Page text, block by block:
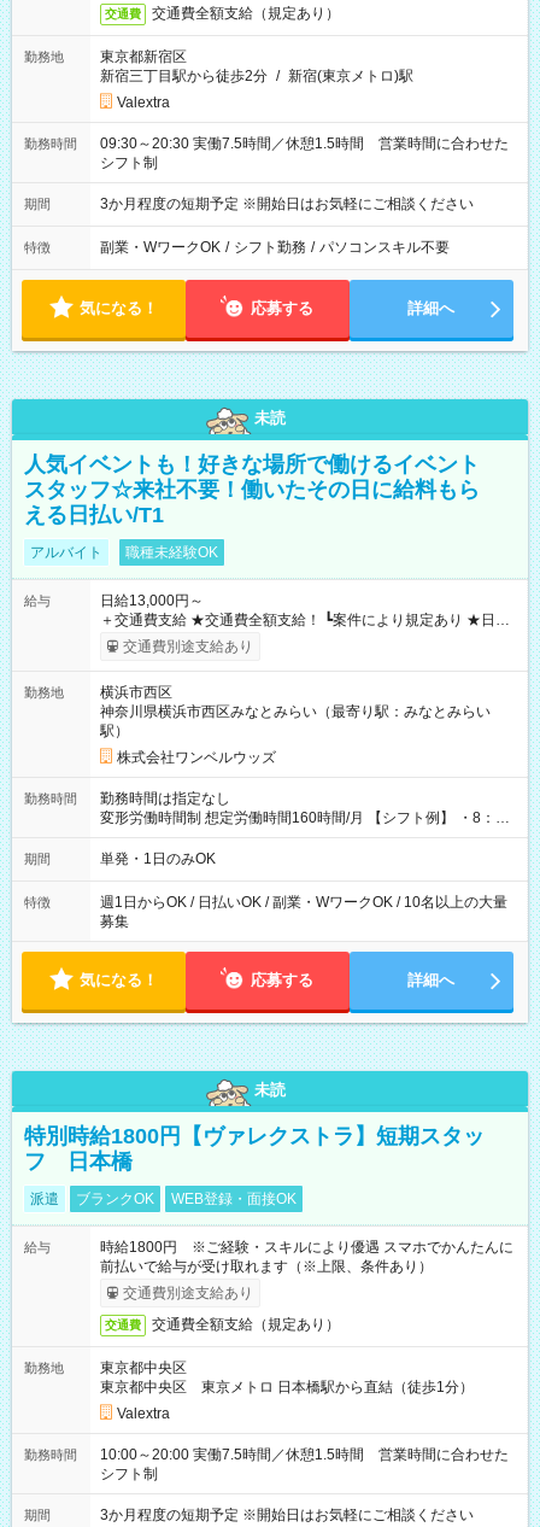
交通費 交通費全額支給（規定あり）
勤務地
東京都新宿区
新宿三丁目駅から徒歩2分 / 新宿(東京メトロ)駅
Valextra
勤務時間
09:30～20:30 実働7.5時間／休憩1.5時間 営業時間に合わせた
シフト制
期間 3か月程度の短期予定 ※開始日はお気軽にご相談ください
特徴 副業・WワークOK / シフト勤務 / パソコンスキル不要
気になる！ 応募する 詳細へ
未読
人気イベントも！好きな場所で働けるイベント
スタッフ☆来社不要！働いたその日に給料もら
える日払い/T1
アルバイト 職種未経験OK
給与
日給13,000円～
＋交通費支給 ★交通費全額支給！ ┗案件により規定あり ★日払
いOK！（規定あり） ┗働いたその日に現金GET♪ お仕事後はコ
ンビニATMから 日払い分を引き落とせます！ 【試用期間】試
交通費別途支給あり
勤務地
横浜市西区
神奈川県横浜市西区みなとみらい（最寄り駅：みなとみらい
駅）
株式会社ワンベルウッズ
勤務時間
勤務時間は指定なし
変形労働時間制 想定労働時間160時間/月 【シフト例】 ・8：00
～21：00
期間 単発・1日のみOK
特徴
週1日からOK / 日払いOK / 副業・WワークOK / 10名以上の大量
募集
気になる！ 応募する 詳細へ
未読
特別時給1800円【ヴァレクストラ】短期スタッ
フ 日本橋
派遣 ブランクOK WEB登録・面接OK
給与
時給1800円 ※ご経験・スキルにより優遇 スマホでかんたんに
前払いで給与が受け取れます（※上限、条件あり）
交通費別途支給あり
交通費 交通費全額支給（規定あり）
勤務地
東京都中央区
東京都中央区 東京メトロ 日本橋駅から直結（徒歩1分）
Valextra
勤務時間
10:00～20:00 実働7.5時間／休憩1.5時間 営業時間に合わせた
シフト制
期間 3か月程度の短期予定 ※開始日はお気軽にご相談ください